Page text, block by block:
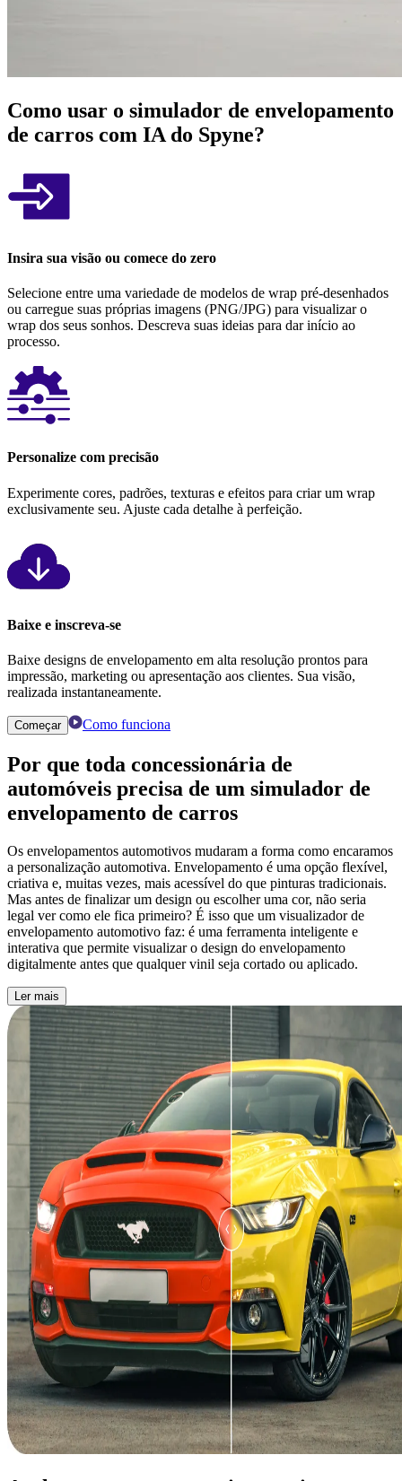
Como usar o simulador de envelopamento
de carros com IA do Spyne?
Insira sua visão ou comece do zero
Selecione entre uma variedade de modelos de wrap pré-desenhados
ou carregue suas próprias imagens (PNG/JPG) para visualizar o
wrap dos seus sonhos. Descreva suas ideias para dar início ao
processo.
Personalize com precisão
Experimente cores, padrões, texturas e efeitos para criar um wrap
exclusivamente seu. Ajuste cada detalhe à perfeição.
Baixe e inscreva-se
Baixe designs de envelopamento em alta resolução prontos para
impressão, marketing ou apresentação aos clientes. Sua visão,
realizada instantaneamente.
Começar Como funciona
Por que toda concessionária de
automóveis precisa de um simulador de
envelopamento de carros
Os envelopamentos automotivos mudaram a forma como encaramos
a personalização automotiva. Envelopamento é uma opção flexível,
criativa e, muitas vezes, mais acessível do que pinturas tradicionais.
Mas antes de finalizar um design ou escolher uma cor, não seria
legal ver como ele fica primeiro? É isso que um visualizador de
envelopamento automotivo faz: é uma ferramenta inteligente e
interativa que permite visualizar o design do envelopamento
digitalmente antes que qualquer vinil seja cortado ou aplicado.
Ler mais